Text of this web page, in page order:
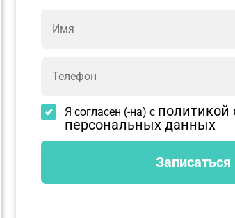
Я согласен (-на) с политикой
персональных данных